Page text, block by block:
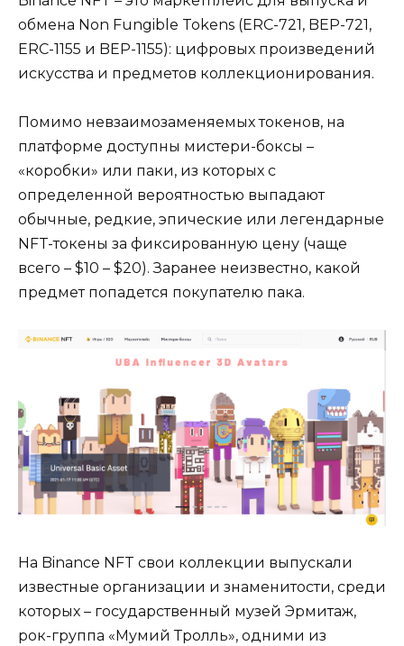
обмена Non Fungible Tokens (ERC-721, BEP-721,
ERC-1155 и BEP-1155): цифровых произведений
искусства и предметов коллекционирования.
Помимо невзаимозаменяемых токенов, на
платформе доступны мистери-боксы –
«коробки» или паки, из которых с
определенной вероятностью выпадают
обычные, редкие, эпические или легендарные
NFT-токены за фиксированную цену (чаще
всего – $10 – $20). Заранее неизвестно, какой
предмет попадется покупателю пака.
На Binance NFT свои коллекции выпускали
известные организации и знаменитости, среди
которых – государственный музей Эрмитаж,
рок-группа «Мумий Тролль», одними из